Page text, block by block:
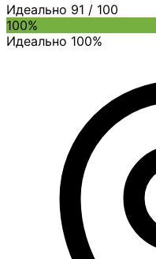
Идеально 91 / 100
100%
Идеально 100%